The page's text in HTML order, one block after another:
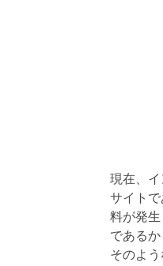
現在、
サイト
料が発
であるか
そのよ